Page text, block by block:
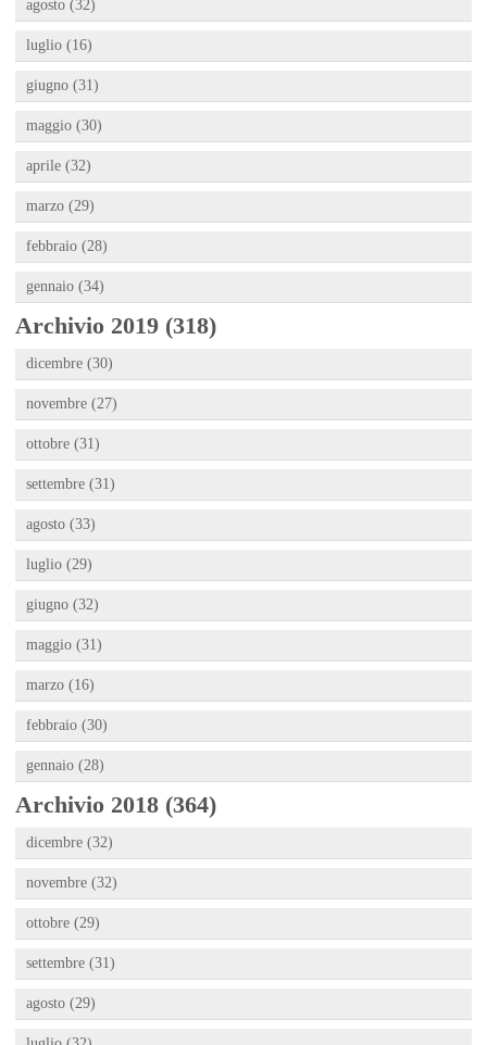
agosto (32)
luglio (16)
giugno (31)
maggio (30)
aprile (32)
marzo (29)
febbraio (28)
gennaio (34)
Archivio 2019 (318)
dicembre (30)
novembre (27)
ottobre (31)
settembre (31)
agosto (33)
luglio (29)
giugno (32)
maggio (31)
marzo (16)
febbraio (30)
gennaio (28)
Archivio 2018 (364)
dicembre (32)
novembre (32)
ottobre (29)
settembre (31)
agosto (29)